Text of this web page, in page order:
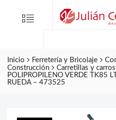
Menu
Inicio Ferretería y Bricolaje
Construcción
Carretillas y
POLIPROPILENO VERDE TK85
RUEDA – 473525
Folletos
Contacto